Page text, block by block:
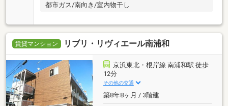
都市ガス/南向き/室内物干し
賃貸マンション リブリ・リヴィエール南浦和
京浜東北・根岸線 南浦和駅 徒歩
12分
その他の交通
築8年8ヶ月 / 3階建